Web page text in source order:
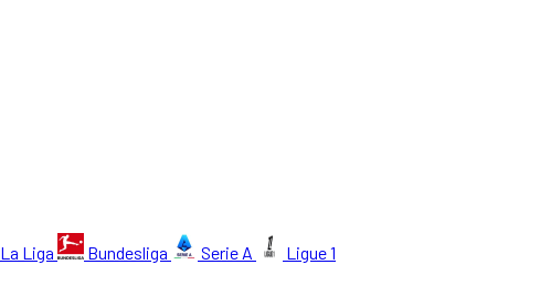
La Liga Bundesliga Serie A
Ligue 1